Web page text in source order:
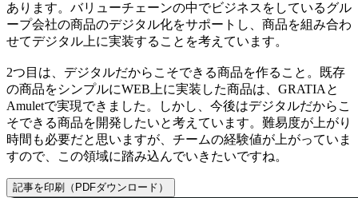
あります。バリューチェーンの中でビジネスをしているグル
ープ会社の商品のデジタル化をサポートし、商品を組み合わ
せてデジタル上に実装することを考えています。
2つ目は、デジタルだからこそできる商品を作ること。既存
の商品をシンプルにWEB上に実装した商品は、GRATIAと
Amuletで実現できました。しかし、今後はデジタルだからこ
そできる商品を開発したいと考えています。難易度が上がり
時間も必要だと思いますが、チームの経験値が上がっていま
すので、この領域に踏み込んでいきたいですね。
記事を印刷（PDFダウンロード）